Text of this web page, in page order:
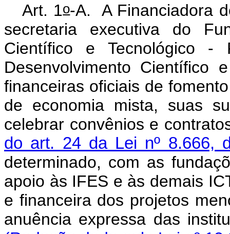
Art. 1o-A. A Financiadora
secretaria executiva do
Científico e Tecnológico -
Desenvolvimento Científico
financeiras oficiais de
de economia mista, suas
celebrar convênios e
do art. 24 da Lei nº 8.666,
determinado, com as
apoio às IFES e às demais
e financeira dos projetos
anuência expressa